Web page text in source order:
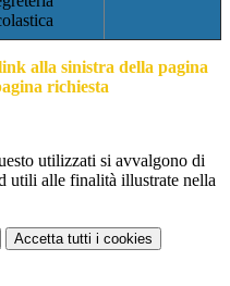
alla sinistra della pagina
richiesta
utilizzati si avvalgono di
utili alle finalità illustrate nella
Accetta tutti i cookies